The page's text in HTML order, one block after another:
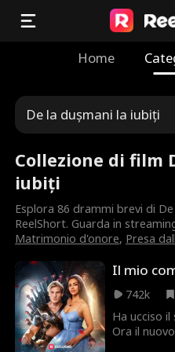
Home
De la dușmani la iubiți
Collezione di film
iubiți
Esplora 86 drammi brevi di
ReelShort. Guarda in
Matrimonio d'onore, Presa
Il mio
742k
Ha ucciso
Ora il